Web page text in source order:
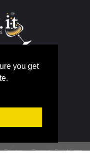
you get
Termini Di Utilizzo
Privacy